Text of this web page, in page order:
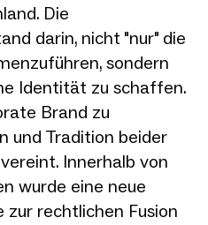
Die
darin, nicht "nur" die
sondern
Identität zu schaffen.
Brand zu
und Tradition beider
Innerhalb von
wurde eine neue
rechtlichen Fusion